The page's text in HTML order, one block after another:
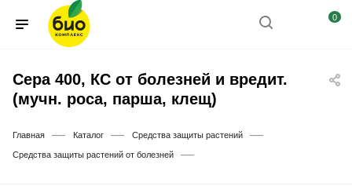
0
Сера 400, КС от болезней и вредит.
(мучн. роса, парша, клещ)
Главная — Каталог — Средства защиты растений —
Средства защиты растений от болезней —